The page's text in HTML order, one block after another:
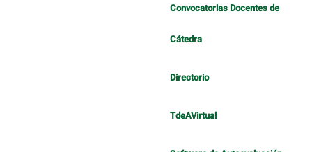
Convocatorias Docentes de
Cátedra
Directorio
TdeAVirtual